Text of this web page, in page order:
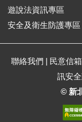
遊說法資訊專區
安全及衛生防護專區
聯絡我們 民意信箱
訊安
© 新